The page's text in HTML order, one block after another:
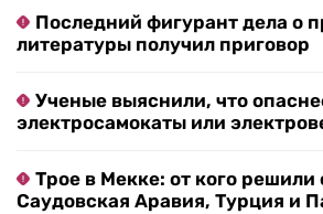
Последний фигурант дела о
литературы получил приговор
Ученые выяснили, что
электросамокаты или
Трое в Мекке: от кого решили
Саудовская Аравия, Турция и